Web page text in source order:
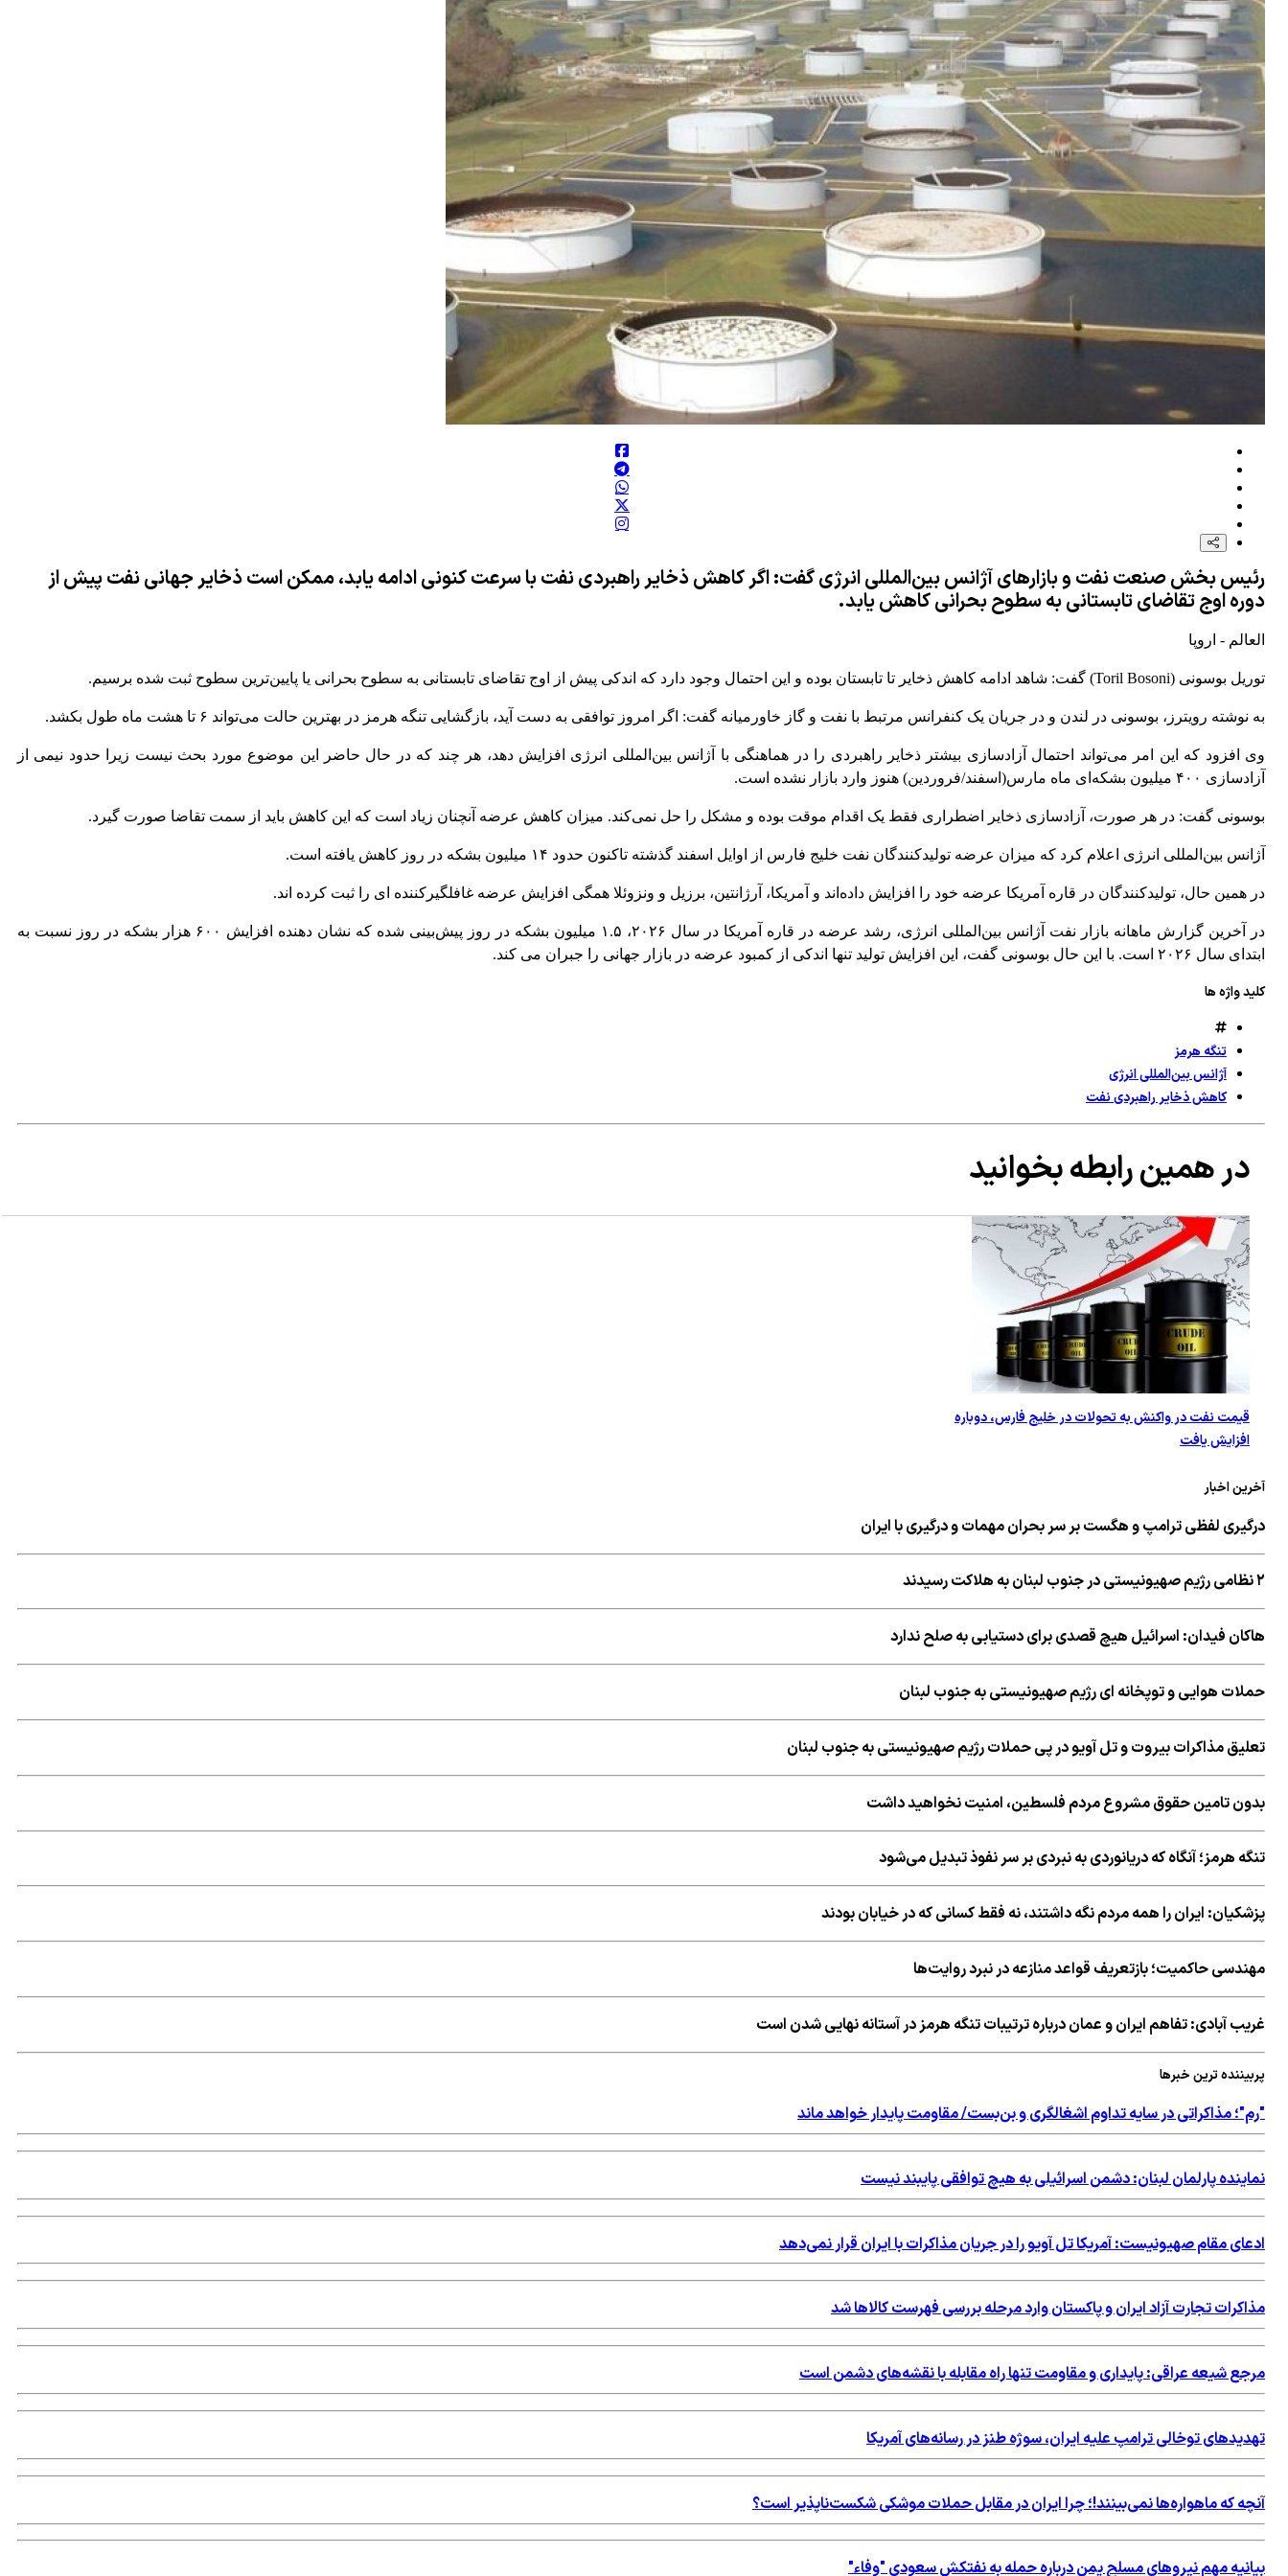
شهباز شریف: پاکستان به تلاش‌های خود برای صلح در منطقه ادامه می دهد
پزشکیان: از هر تصمیم رهبران فلسطینی در روند مذاکرات حمایت می‌کنیم
کشته و زخمی‌ شدن نظامیان صهیونیست در مجدل زون
رئیس بخش صنعت نفت و بازارهای آژانس بین‌المللی انرژی گفت: اگر کاهش ذخایر راهبردی نفت با سرعت کنونی ادامه یابد، ممکن است ذخایر جهانی نفت پیش از
دوره اوج تقاضای تابستانی به سطوح بحرانی کاهش یابد.
العالم - اروپا
توریل بوسونی (Toril Bosoni) گفت: شاهد ادامه کاهش ذخایر تا تابستان بوده و این احتمال وجود دارد که اندکی پیش از اوج تقاضای تابستانی به سطوح بحرانی یا پایین‌ترین سطوح ثبت شده برسیم.
به نوشته رویترز، بوسونی در لندن و در جریان یک کنفرانس مرتبط با نفت و گاز خاورمیانه گفت: اگر امروز توافقی به دست آید، بازگشایی تنگه هرمز در بهترین حالت می‌تواند ۶ تا هشت ماه طول بکشد.
وی افزود که این امر می‌تواند احتمال آزادسازی بیشتر ذخایر راهبردی را در هماهنگی با آژانس بین‌المللی انرژی افزایش دهد، هر چند که در حال حاضر این موضوع مورد بحث نیست زیرا حدود نیمی از
آزادسازی ۴۰۰ میلیون بشکه‌ای ماه مارس(اسفند/فروردین) هنوز وارد بازار نشده است.
بوسونی گفت: در هر صورت، آزادسازی ذخایر اضطراری فقط یک اقدام موقت بوده و مشکل را حل نمی‌کند. میزان کاهش عرضه آنچنان زیاد است که این کاهش باید از سمت تقاضا صورت گیرد.
آژانس بین‌المللی انرژی اعلام کرد که میزان عرضه تولیدکنندگان نفت خلیج فارس از اوایل اسفند گذشته تاکنون حدود ۱۴ میلیون بشکه در روز کاهش یافته است.
در همین حال، تولیدکنندگان در قاره آمریکا عرضه خود را افزایش داده‌اند و آمریکا، آرژانتین، برزیل و ونزوئلا همگی افزایش عرضه غافلگیرکننده ای را ثبت کرده اند.
در آخرین گزارش ماهانه بازار نفت آژانس بین‌المللی انرژی، رشد عرضه در قاره آمریکا در سال ۲۰۲۶، ۱.۵ میلیون بشکه در روز پیش‌بینی شده که نشان دهنده افزایش ۶۰۰ هزار بشکه در روز نسبت به
ابتدای سال ۲۰۲۶ است. با این حال بوسونی گفت، این افزایش‌ تولید تنها اندکی از کمبود عرضه در بازار جهانی را جبران می کند.
کلید واژه ها
تنگه هرمز
آژانس بین‌المللی انرژی
کاهش ذخایر راهبردی نفت
در همین رابطه بخوانید
قیمت نفت در واکنش به تحولات در خلیج فارس، دوباره
افزایش یافت
آخرین اخبار
درگیری لفظی ترامپ و هگست بر سر بحران مهمات و درگیری با ایران
۲ نظامی رژیم صهیونیستی در جنوب لبنان به هلاکت رسیدند
هاکان فیدان: اسرائیل هیچ قصدی برای دستیابی به صلح ندارد
حملات هوایی و توپخانه ای رژیم صهیونیستی به جنوب لبنان
تعلیق مذاکرات بیروت و تل آویو در پی حملات رژیم صهیونیستی به جنوب لبنان
بدون تامین حقوق مشروع مردم فلسطین، امنیت نخواهید داشت
تنگه هرمز؛ آنگاه که دریانوردی به نبردی بر سر نفوذ تبدیل می‌شود
پزشکیان: ایران را همه مردم نگه داشتند، نه فقط کسانی که در خیابان بودند
مهندسی حاکمیت؛ بازتعریف قواعد منازعه در نبرد روایت‌ها
غریب آبادی: تفاهم ایران و عمان درباره ترتیبات تنگه هرمز در آستانه نهایی شدن است
پربیننده ترین خبرها
"رم"؛ مذاکراتی در سایه تداوم اشغالگری و بن‌بست/ مقاومت پایدار خواهد ماند
نماینده پارلمان لبنان: دشمن اسرائیلی به هیچ توافقی پایبند نیست
ادعای مقام صهیونیست: آمریکا تل آویو را در جریان مذاکرات با ایران قرار نمی‌دهد
مذاکرات تجارت آزاد ایران و پاکستان وارد مرحله بررسی فهرست کالاها شد
مرجع شیعه عراقی: پایداری و مقاومت تنها راه مقابله با نقشه‌های دشمن است
تهدیدهای توخالی ترامپ علیه ایران، سوژه طنز در رسانه‌های آمریکا
آنچه که ماهواره‌ها نمی‌بینند!؛ چرا ایران در مقابل حملات موشکی شکست‌ناپذیر است؟
بیانیه مهم نیروهای مسلح یمن درباره حمله به نفتکش سعودی "وفاء"